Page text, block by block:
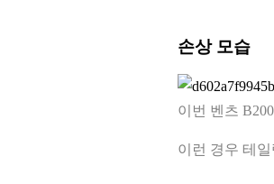
손상 모습
이번 벤츠
이런 경우 테